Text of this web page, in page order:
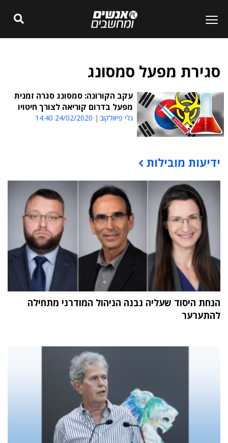
סגירת מפעל סמסונג
עקב הקורונה: סמסונג סגרה זמנית
מפעל בדרום קוריאה לצורך חיטויו
גלי פיאלקוב 24/02/2020 14:40
תוכן פרסומי
ידיעות מובילות
הנחת היסוד שעליה נבנה הניהול המודרני מתחילה
להתערער